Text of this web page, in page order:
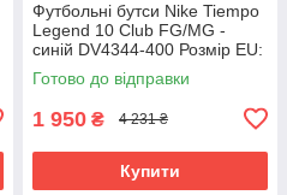
Футбольні бутси Nike Tiempo
Legend 10 Club FG/MG -
синій DV4344-400 Розмір EU:
42.5
Готово до відправки
1 950 ₴ 4 231 ₴
Купити